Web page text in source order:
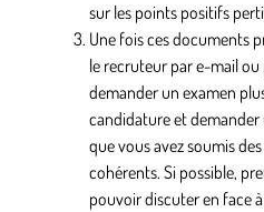
sur les points positifs
Une fois ces documents
le recruteur par e-mail
demander un examen
candidature et
que vous avez soumis
cohérents. Si possible,
pouvoir discuter en face